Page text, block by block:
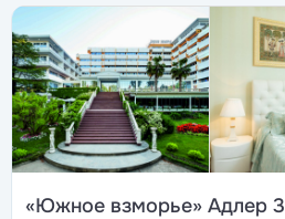
«Южное взморье» Адлер 3